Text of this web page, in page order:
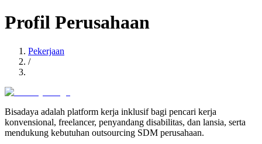
Profil Perusahaan
Pekerjaan
/
Bisadaya adalah platform kerja inklusif bagi pencari kerja
konvensional, freelancer, penyandang disabilitas, dan lansia, serta
mendukung kebutuhan outsourcing SDM perusahaan.